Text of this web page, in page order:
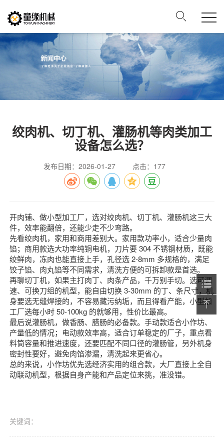
绞肉机、切丁机、灌肠机等肉类加工
设备怎么选？
发布日期：2026-01-27 点击：177
开肉铺、做小型加工厂，选对绞肉机、切丁机、灌肠机这三大
件，效率能翻倍，还能少走不少弯路。
先看绞肉机，家用和商用差别大。家用款功率小，适合少量肉
馅；商用款选大功率纯铜电机，刀片要 304 不锈钢材质，既能
绞鲜肉，冻肉也能直接上手，孔径选 2-8mm 多规格的，满足
饺子馅、肉丸馅等不同需求，清洗方便的可拆卸款是首选。
再聊切丁机，如果主打肉丁、肉条产品，千万别手切。选可调
速、可换刀组的机型，能自由切换 3-30mm 的丁、条尺寸，机
身要选无缝焊接的，不容易藏污纳垢，而且得看产能，小型加
工厂选每小时 50-100kg 的就够用，性价比最高。
最后说灌肠机，做香肠、腊肠的必备款。手动款适合小作坊、
产量低的情况；电动款效率高，适合订单稳定的厂子，重点看
料筒容量和推进速度，还要匹配不同口径的灌肠管，另外机身
密封性要好，避免肉馅渗漏，清洗起来更省心。
总的来说，小作坊优先选经济实用的组合款，大厂直接上全自
动联动机型，根据自身产能和产品定位来挑，准没错。
关键词：